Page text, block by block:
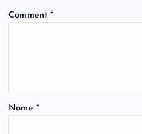
Comment*
Name *